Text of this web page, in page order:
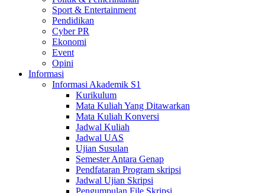
Sport & Entertainment
Pendidikan
Cyber PR
Ekonomi
Event
Opini
Informasi
Informasi Akademik S1
Kurikulum
Mata Kuliah Yang Ditawarkan
Mata Kuliah Konversi
Jadwal Kuliah
Jadwal UAS
Ujian Susulan
Semester Antara Genap
Pendfataran Program skripsi
Jadwal Ujian Skripsi
Pengumpulan File Skripsi